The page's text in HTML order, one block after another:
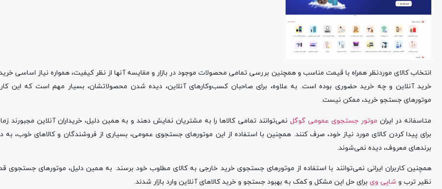
انتخاب کالای موردنظر همراه با قیمت مناسب و همچنین بررسی تمامی محصولات موجود در بازار و مقایسه آنها از نظر کیفیت، همواره نیاز اساسی
خرید آنلاین و چه خرید حضوری بوده است. به علاوه، برای صاحبان کسب‌وکارهای آنلاین، دیده شدن محصولاتشان، بسیار مهم است که این
موتورهای جستجو خرید، ممکن نیست.
متاسفانه در ایران موتور جستجوی عمومی گوگل نمی‌توانند تمامی کالاها را به مشتریان نمایش دهند و به همین دلیل، خریداران آنلاین مجبورند
برای پیدا کردن کالای مورد نیاز خود، صرف کنند. همچنین با استفاده از این موتورهای جستجوی عمومی، بسیاری از فروشندگان و کالاهای خوب، به
برندهای معروف، دیده نمی‌شوند.
همچنین کاربران ایرانی نمی‌توانند با استفاده از موتورهای جستجوی خرید خارجی به کالای مطلوب خود برسند. به همین دلیل، موتورهای جستجوی
نظیر ترب و شاپی ‌وی برای حل این مشکل و کمک به بهبود جستجو و خرید کالاهای آنلاین وارد بازار شدند.